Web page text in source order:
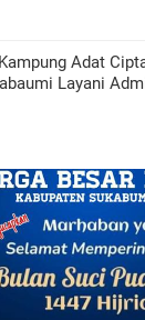
Adat
Layani